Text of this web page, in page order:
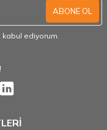
ABONE OL
kabul ediyorum.